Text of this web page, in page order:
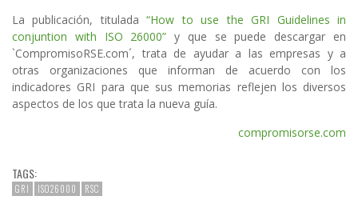
La publicación, titulada“How to use the GRI Guidelines in
conjuntion with ISO 26000” y que se puede descargar en
`CompromisoRSE.com´, trata de ayudar a las empresas y a
otras organizaciones que informan de acuerdo con los
indicadores GRI para que sus memorias reflejen los diversos
aspectos de los que trata la nueva guía.
compromisorse.com
TAGS:
GRI ISO26000 RSC